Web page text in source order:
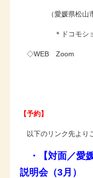
（愛媛県松山市古
＊ドコモショッ
◇WEB Zoom
【予約】
以下のリンク先より
・
【対面／愛
説明会（3月）